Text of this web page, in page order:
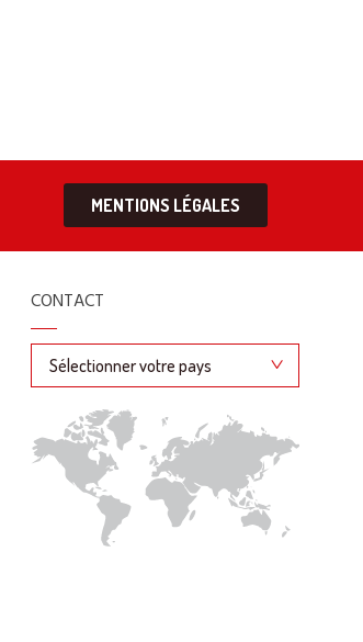
MENTIONS LÉGALES
CONTACT